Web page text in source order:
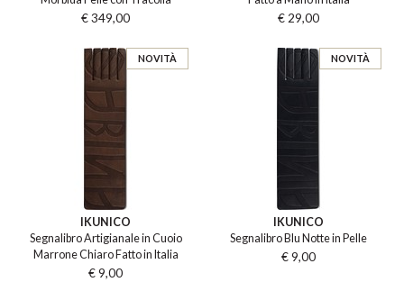
€ 349,00 € 29,00
NOVITÀ
IKUNICO
Segnalibro Artigianale in Cuoio
Marrone Chiaro Fatto in Italia
€ 9,00
NOVITÀ
IKUNICO
Segnalibro Blu Notte in Pelle
€ 9,00